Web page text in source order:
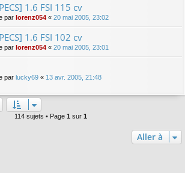
1.6 FSI 115 cv
par lorenz054 « 20 mai 2005, 23:02
1.6 FSI 102 cv
par lorenz054 « 20 mai 2005, 23:01
par lucky69 « 13 avr. 2005, 21:48
114 sujets • Page 1 sur 1
Aller à